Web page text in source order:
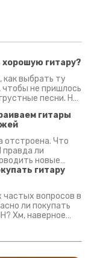
хорошую гитару?
как выбрать ту
не пришлось
песни. На
гитары
отстроена. Что
правда ли
новые
- да.
:)
гитару
вопросов в
ли покупать
что -